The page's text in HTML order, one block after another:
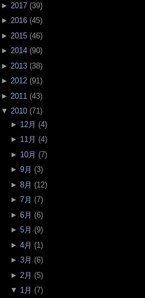
► 2017 (39)
► 2016 (45)
► 2015 (46)
► 2014 (90)
► 2013 (38)
► 2012 (91)
► 2011 (43)
▼ 2010 (71)
► 12月 (4)
► 11月 (4)
► 10月 (7)
► 9月 (3)
► 8月 (12)
► 7月 (7)
► 6月 (6)
► 5月 (9)
► 4月 (1)
► 3月 (6)
► 2月 (5)
▼ 1月 (7)